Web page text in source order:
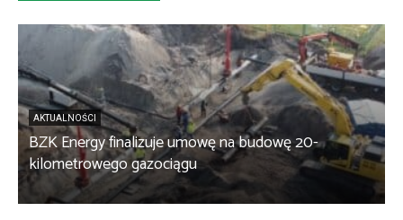
AKTUALNOŚCI
BZK Energy finalizuje umowę na budowę 20-
kilometrowego gazociągu